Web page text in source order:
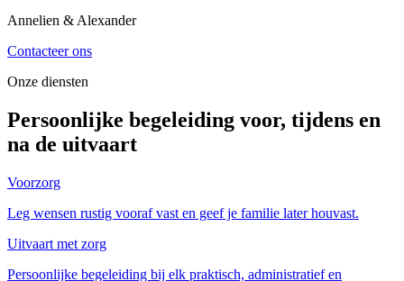
Annelien & Alexander
Contacteer ons
Onze diensten
Persoonlijke begeleiding voor, tijdens en
na de uitvaart
Voorzorg
Leg wensen rustig vooraf vast en geef je familie later houvast.
Uitvaart met zorg
Persoonlijke begeleiding bij elk praktisch, administratief en